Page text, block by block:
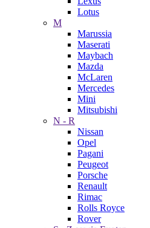
Lotus
M
Marussia
Maserati
Maybach
Mazda
McLaren
Mercedes
Mini
Mitsubishi
N - R
Nissan
Opel
Pagani
Peugeot
Porsche
Renault
Rimac
Rolls Royce
Rover